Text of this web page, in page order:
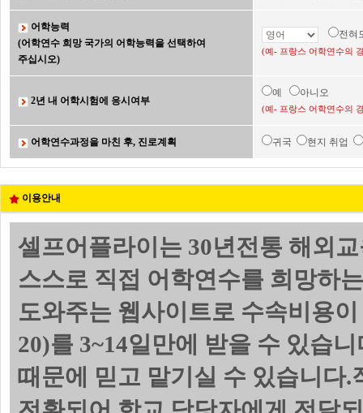
어학능력
(어학연수 희망 국가의 어학능력을 선택하여
주십시오)
전
(예- 프랑스 어학연수의
2년 내 어학시험에 응시여부
예 아니오
(예- 프랑스 어학연수의
어학연수과정을 마친 후, 진로계획 귀국 현지 취업
이용안내
셀프어플라이는 30년전통 해외
스스로 직접 어학연수를 희망하
도와주는 웹사이트로 수속비용
20)를 3~14일만에 받을 수 있습
때문에 믿고 맡기실 수 있습니다.